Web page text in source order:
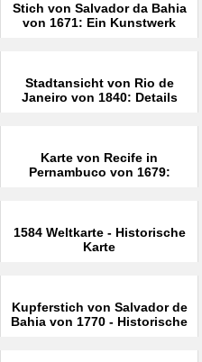
Stich von Salvador da Bahia
von 1671: Ein Kunstwerk
Stadtansicht von Rio de
Janeiro von 1840: Details
Karte von Recife in
Pernambuco von 1679:
1584 Weltkarte - Historische
Karte
Kupferstich von Salvador de
Bahia von 1770 - Historische